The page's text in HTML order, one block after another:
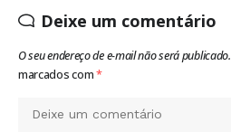
Deixe um comentário
O seu endereço de e-mail não será publicado.
marcados com*